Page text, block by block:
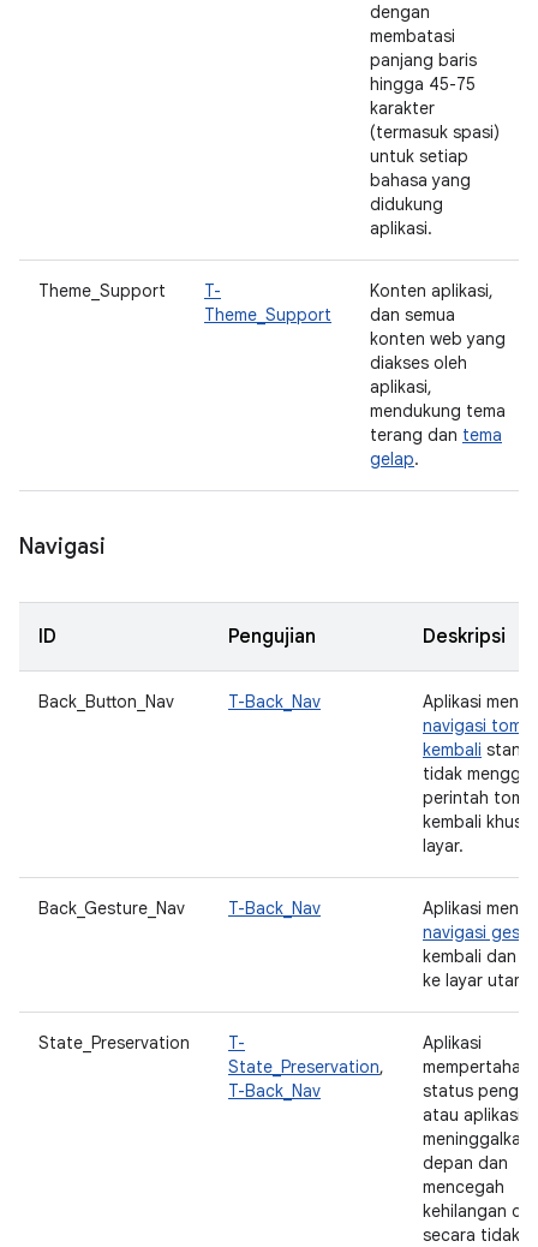
dengan
membatasi
panjang baris
hingga 45-75
karakter
(termasuk spasi)
untuk setiap
bahasa yang
didukung
aplikasi.
Theme_Support
T-
Theme_Support
Konten aplikasi,
dan semua
konten web yang
diakses oleh
aplikasi,
mendukung tema
terang dan tema
gelap.
Navigasi
ID Pengujian Deskripsi
Back_Button_Nav T-Back_Nav
Aplikasi
navigasi
kembali
tidak
perintah
kembali
layar.
Back_Gesture_Nav T-Back_Nav
Aplikasi
navigasi
kembali dan
ke layar
State_Preservation
T-
State_Preservation,
T-Back_Nav
Aplikasi
status
atau aplikasi
meninggalkan
depan dan
mencegah
kehilangan
secara tidak